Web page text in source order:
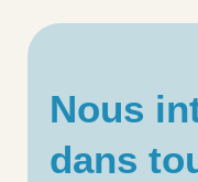
Nous
dans